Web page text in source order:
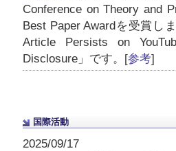
Conference on Theory and
Best Paper Awardを受賞し
Article Persists on
Disclosure」です。[参考]
国際活動
2025/09/17